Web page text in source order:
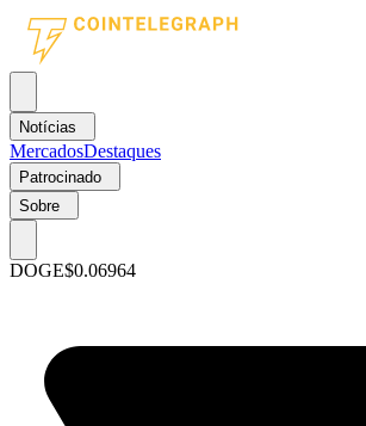
Notícias
MercadosDestaques
Patrocinado
Sobre
DOGE$0.06964